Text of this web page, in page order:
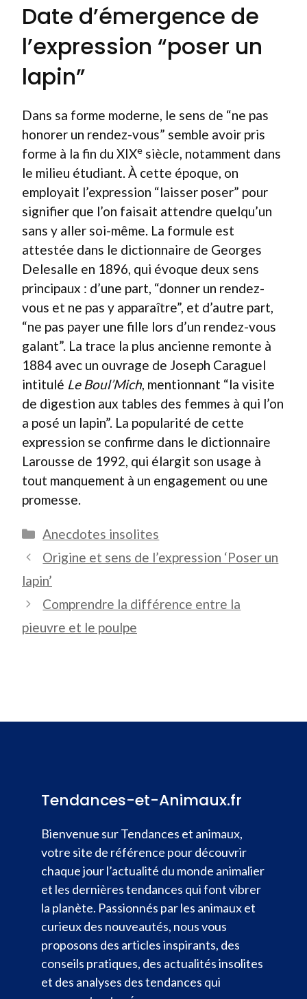
Date d’émergence de
l’expression “poser un
lapin”
Dans sa forme moderne, le sens de “ne pas
honorer un rendez-vous” semble avoir pris
forme à la fin du XIXe siècle, notamment dans
le milieu étudiant. À cette époque, on
employait l’expression “laisser poser” pour
signifier que l’on faisait attendre quelqu’un
sans y aller soi-même. La formule est
attestée dans le dictionnaire de Georges
Delesalle en 1896, qui évoque deux sens
principaux : d’une part, “donner un rendez-
vous et ne pas y apparaître”, et d’autre part,
“ne pas payer une fille lors d’un rendez-vous
galant”. La trace la plus ancienne remonte à
1884 avec un ouvrage de Joseph Caraguel
intitulé Le Boul’Mich, mentionnant “la visite
de digestion aux tables des femmes à qui l’on
a posé un lapin”. La popularité de cette
expression se confirme dans le dictionnaire
Larousse de 1992, qui élargit son usage à
tout manquement à un engagement ou une
promesse.
Catégories
Anecdotes insolites
Origine et sens de l’expression ‘Poser un
lapin’
Comprendre la différence entre la
pieuvre et le poulpe
Tendances-et-Animaux.fr
Bienvenue sur Tendances et animaux,
votre site de référence pour découvrir
chaque jour l’actualité du monde animalier
et les dernières tendances qui font vibrer
la planète. Passionnés par les animaux et
curieux des nouveautés, nous vous
proposons des articles inspirants, des
conseils pratiques, des actualités insolites
et des analyses des tendances qui